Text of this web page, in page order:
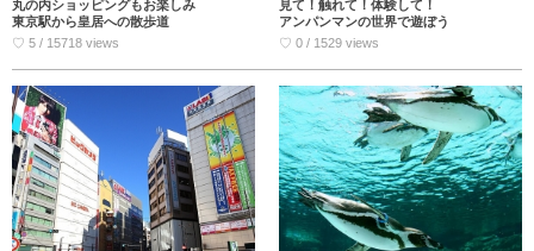
丸の内ショッピングもお楽しみ
東京駅から皇居への散歩道
♡ 5 / 15718 views
見て！触れて！体験して！
アンパンマンの世界で遊ぼう
♡ 0 / 1529 views